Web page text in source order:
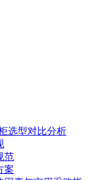
选型对比分析
范
案